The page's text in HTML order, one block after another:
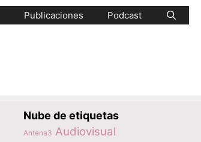
Publicaciones Podcast
Nube de etiquetas
Antena3 Audiovisual